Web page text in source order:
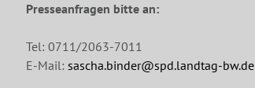
Presseanfragen bitte an:
Tel: 0711/2063-7011
E-Mail:sascha.binder@spd.landtag-bw.de